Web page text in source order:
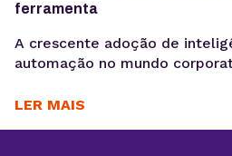
ferramenta
A crescente adoção de
automação no mundo
coleta, análise e ativação de
LER MAIS